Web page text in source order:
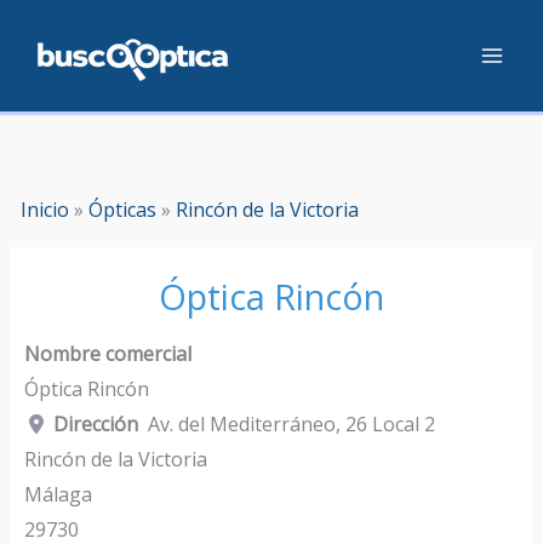
Inicio »Ópticas » Rincón de la Victoria
Óptica Rincón
Nombre comercial
Óptica Rincón
Dirección Av. del Mediterráneo, 26 Local 2
Rincón de la Victoria
Málaga
29730